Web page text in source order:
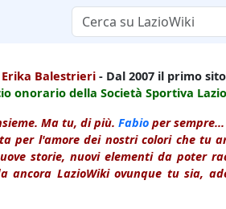
Balestrieri - Dal 2007 il primo
onorario della Società Sportiva Lazio
Ma tu, di più. Fabio per sempre...
per l'amore dei nostri colori che tu
storie, nuovi elementi da poter
ancora LazioWiki ovunque tu sia,